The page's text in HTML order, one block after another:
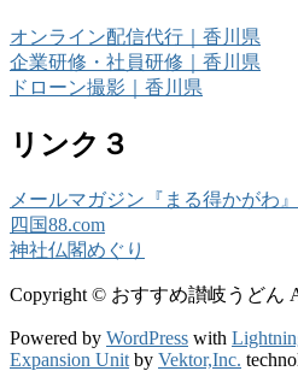
オンライン配信代行｜香川県
企業研修・社員研修｜香川県
ドローン撮影｜香川県
リンク３
メールマガジン『まる得かがわ』
四国88.com
神社仏閣めぐり
Copyright © おすすめ讃岐うどん
Powered by WordPress with
Expansion Unit by Vektor,Inc.